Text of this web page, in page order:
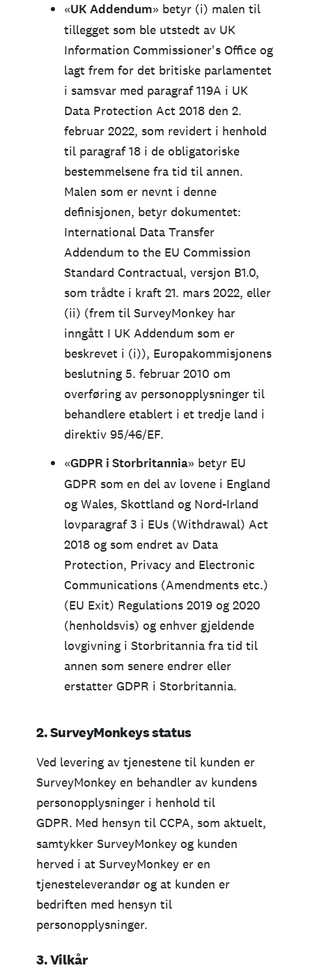
«UK Addendum» betyr (i) malen til
tillegget som ble utstedt av UK
Information Commissioner's Office og
lagt frem for det britiske parlamentet
i samsvar med paragraf 119A i UK
Data Protection Act 2018 den 2.
februar 2022, som revidert i henhold
til paragraf 18 i de obligatoriske
bestemmelsene fra tid til annen.
Malen som er nevnt i denne
definisjonen, betyr dokumentet:
International Data Transfer
Addendum to the EU Commission
Standard Contractual, versjon B1.0,
som trådte i kraft 21. mars 2022, eller
(ii) (frem til SurveyMonkey har
inngått I UK Addendum som er
beskrevet i (i)), Europakommisjonens
beslutning 5. februar 2010 om
overføring av personopplysninger til
behandlere etablert i et tredje land i
direktiv 95/46/EF.
«GDPR i Storbritannia» betyr EU
GDPR som en del av lovene i England
og Wales, Skottland og Nord-Irland
lovparagraf 3 i EUs (Withdrawal) Act
2018 og som endret av Data
Protection, Privacy and Electronic
Communications (Amendments etc.)
(EU Exit) Regulations 2019 og 2020
(henholdsvis) og enhver gjeldende
lovgivning i Storbritannia fra tid til
annen som senere endrer eller
erstatter GDPR i Storbritannia.
2. SurveyMonkeys status
Ved levering av tjenestene til kunden er
SurveyMonkey en behandler av kundens
personopplysninger i henhold til
GDPR. Med hensyn til CCPA, som aktuelt,
samtykker SurveyMonkey og kunden
herved i at SurveyMonkey er en
tjenesteleverandør og at kunden er
bedriften med hensyn til
personopplysninger.
3. Vilkår